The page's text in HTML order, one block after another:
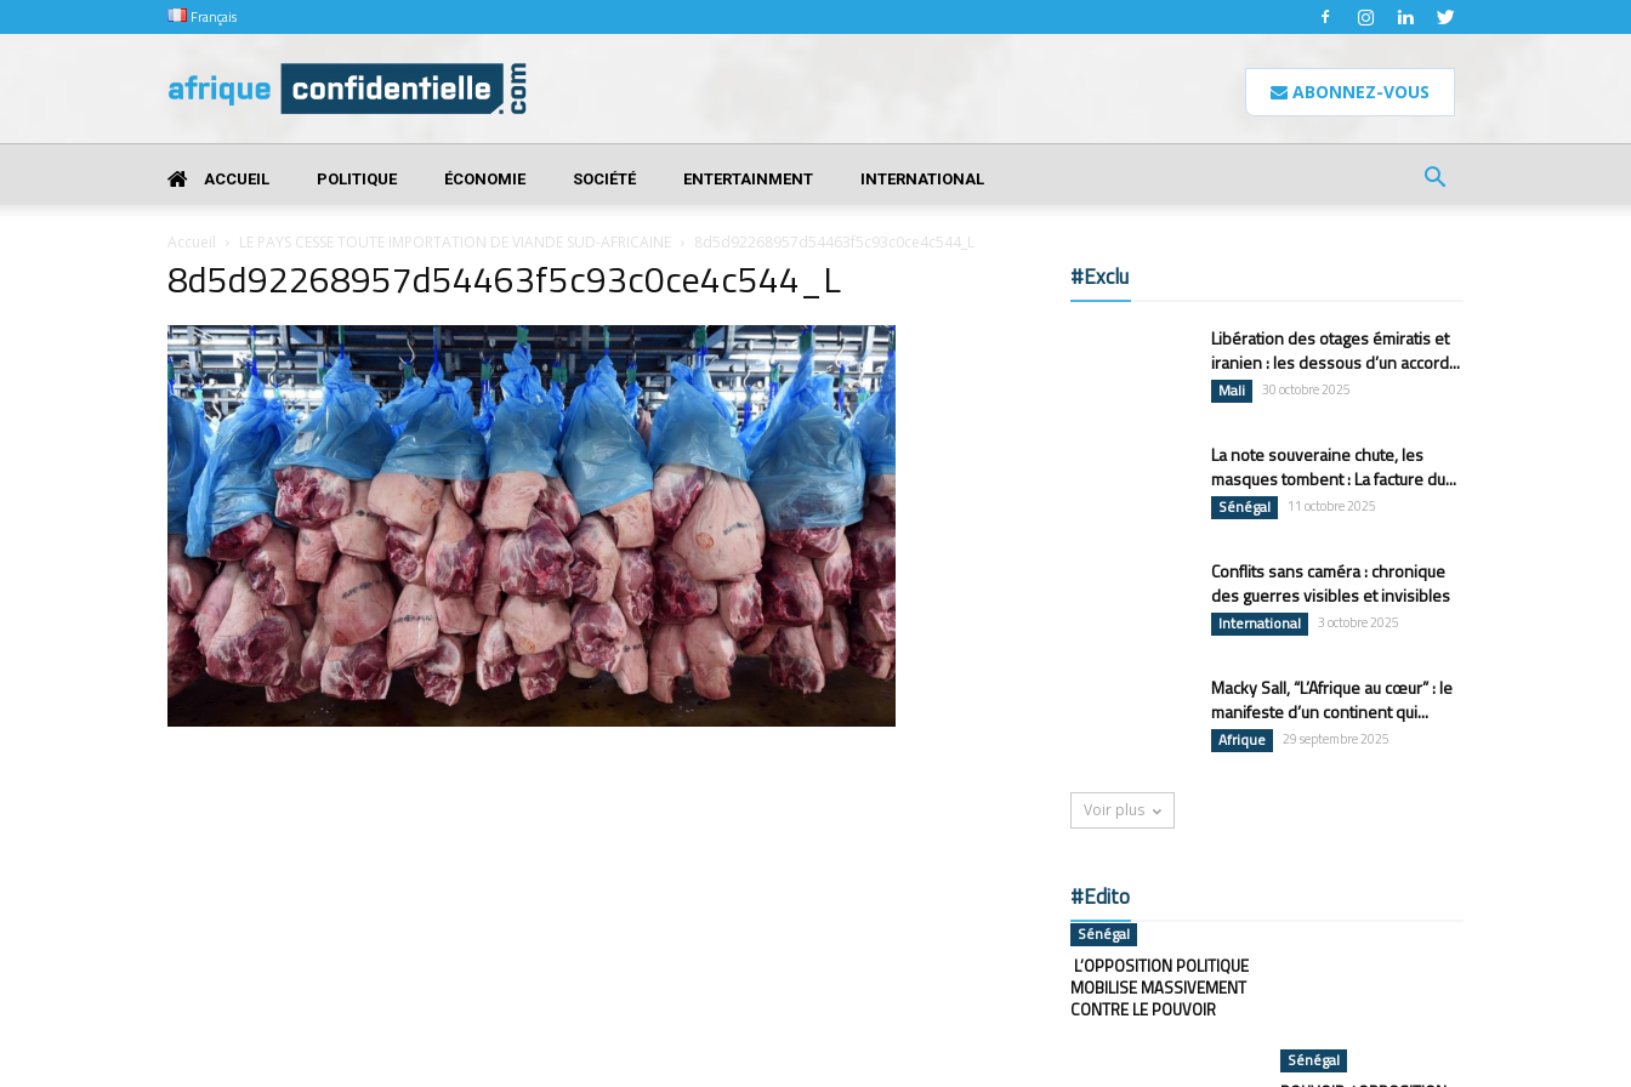
Français
Confidentielle
ABONNEZ-VOUS
ACCUEIL POLITIQUE ÉCONOMIE SOCIÉTÉ ENTERTAINMENT INTERNATIONAL
Accueil LE PAYS CESSE TOUTE IMPORTATION DE VIANDE SUD-AFRICAINE 8d5d92268957d54463f5c93c0ce4c544_L
8d5d92268957d54463f5c93c0ce4c544_L #Exclu
Libération des otages émiratis et
iranien : les dessous d’un accord...
Mali 30 octobre 2025
La note souveraine chute, les
masques tombent : La facture du...
Sénégal 11 octobre 2025
Conflits sans caméra : chronique
des guerres visibles et invisibles
International 3 octobre 2025
Macky Sall, “L’Afrique au cœur” : le
manifeste d’un continent qui...
Afrique 29 septembre 2025
Voir plus
#Edito
Sénégal
L’OPPOSITION POLITIQUE
MOBILISE MASSIVEMENT
CONTRE LE POUVOIR
Sénégal